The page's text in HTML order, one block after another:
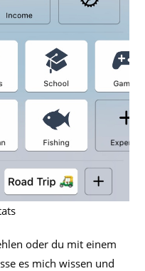
oder du mit einem
es mich wissen und